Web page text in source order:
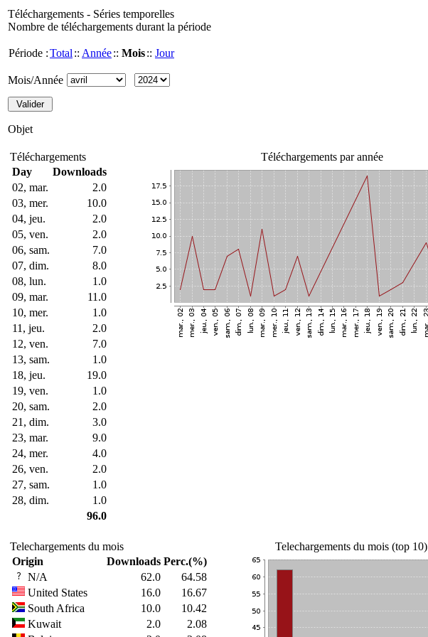
Téléchargements - Séries temporelles
Nombre de téléchargements durant la période
Période :Total :: Année:: Mois:: Jour
Mois/Année
Objet
Téléchargements
Day
Downloads
02, mar.
2.0
03, mer.
10.0
04, jeu.
2.0
05, ven.
2.0
06, sam.
7.0
07, dim.
8.0
08, lun.
1.0
09, mar.
11.0
10, mer.
1.0
11, jeu.
2.0
12, ven.
7.0
13, sam.
1.0
18, jeu.
19.0
19, ven.
1.0
20, sam.
2.0
21, dim.
3.0
23, mar.
9.0
24, mer.
4.0
26, ven.
2.0
27, sam.
1.0
28, dim.
1.0
96.0
Téléchargements par année
Telechargements du mois
Origin
Downloads Perc.(%)
N/A
62.0
64.58
United States
16.0
16.67
South Africa
10.0
10.42
Kuwait
2.0
2.08
Telechargements du mois (top 10)